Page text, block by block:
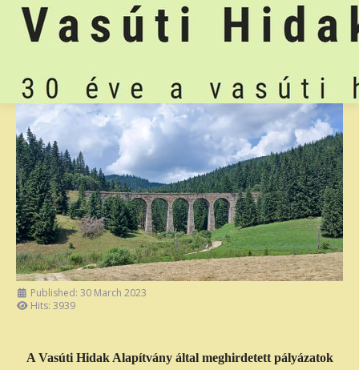
Published: 30 March 2023
Hits: 3939
A Vasúti Hidak Alapítvány által meghirdetett pályázatok